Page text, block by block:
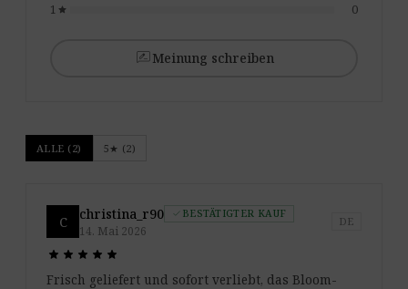
1 star 0
rate_reviewMeinung schreiben
ALLE (2) 5★ (2)
C christina_r90 check BESTÄTIGTER KAUF
14. Mai 2026
DE
star star star star star
star star star star star
Frisch geliefert und sofort verliebt, das Bloom-